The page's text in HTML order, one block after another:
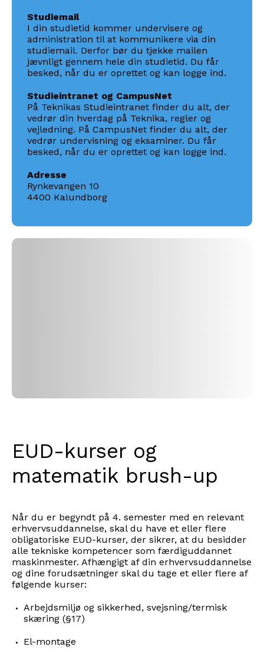
Studiemail
I din studietid kommer undervisere og
administration til at kommunikere via din
studiemail. Derfor bør du tjekke mailen
jævnligt gennem hele din studietid. Du får
besked, når du er oprettet og kan logge ind.
Studieintranet og CampusNet
På Teknikas Studieintranet finder du alt, der
vedrør din hverdag på Teknika, regler og
vejledning. På CampusNet finder du alt, der
vedrør undervisning og eksaminer. Du får
besked, når du er oprettet og kan logge ind.
Adresse
Rynkevangen 10
4400 Kalundborg
EUD-kurser og
matematik brush-up
Når du er begyndt på 4. semester med en relevant
erhvervsuddannelse, skal du have et eller flere
obligatoriske EUD-kurser, der sikrer, at du besidder
alle tekniske kompetencer som færdiguddannet
maskinmester. Afhængigt af din erhvervsuddannelse
og dine forudsætninger skal du tage et eller flere af
følgende kurser:
Arbejdsmiljø og sikkerhed, svejsning/termisk
skæring (§17)
El-montage